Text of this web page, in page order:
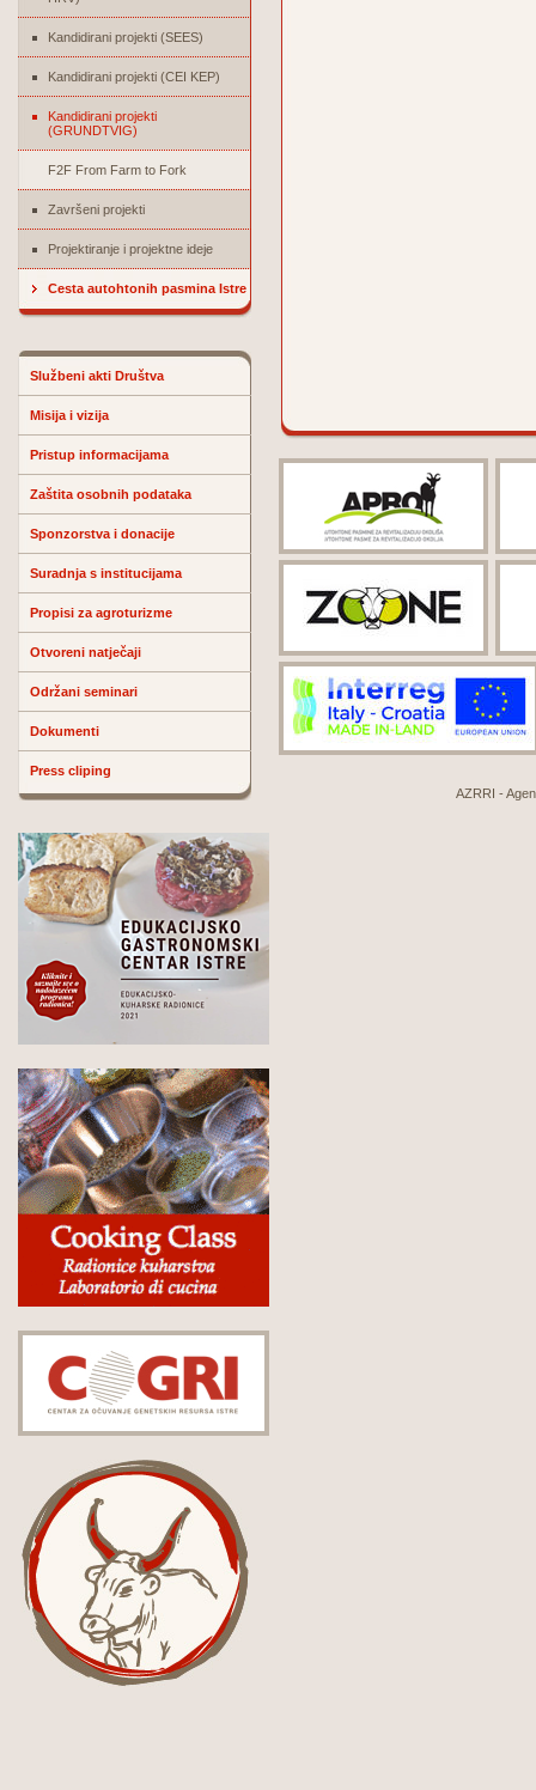
Kandidirani projekti (SEES)
Kandidirani projekti (CEI KEP)
Kandidirani projekti
(GRUNDTVIG)
F2F From Farm to Fork
Završeni projekti
Projektiranje i projektne ideje
Cesta autohtonih pasmina Istre
Službeni akti Društva
Misija i vizija
Pristup informacijama
Zaštita osobnih podataka
Sponzorstva i donacije
Suradnja s institucijama
Propisi za agroturizme
Otvoreni natječaji
Održani seminari
Dokumenti
Press cliping
AZRRI -